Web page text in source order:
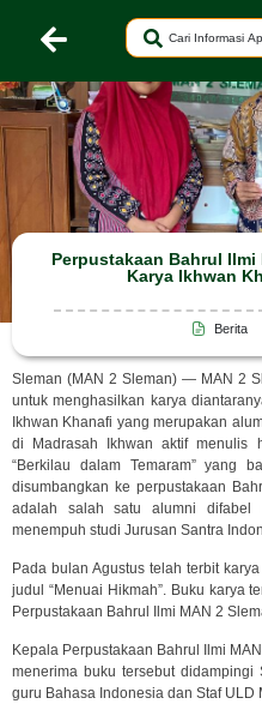
Perpustakaan Bahrul Ilmi
Karya Ikhwan
Berita
Sleman (MAN 2 Sleman) — MAN 2
untuk menghasilkan karya
Ikhwan Khanafi yang merupakan
di Madrasah Ikhwan aktif menulis
“Berkilau dalam Temaram” yang
disumbangkan ke perpustakaan
adalah salah satu alumni
menempuh studi Jurusan Santra
Pada bulan Agustus telah terbit
judul “Menuai Hikmah”. Buku karya
Perpustakaan Bahrul Ilmi MAN 2
Kepala Perpustakaan Bahrul Ilmi
menerima buku tersebut
guru Bahasa Indonesia dan Staf ULD